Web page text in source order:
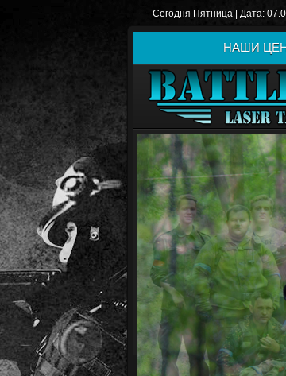
Сегодня Пятница | Дата:
НАШИ